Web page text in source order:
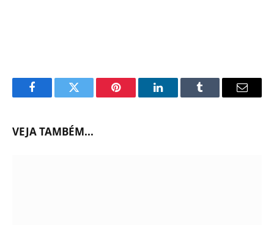
FacebookTwitter Pinterest LinkedInTumblr Email
VEJA TAMBÉM...